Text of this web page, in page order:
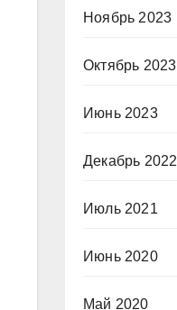
Ноябрь 2023
Октябрь 2023
Июнь 2023
Декабрь 2022
Июль 2021
Июнь 2020
Май 2020